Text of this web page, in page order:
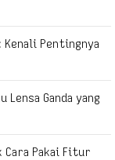
Kenali Pentingnya
Lensa Ganda yang
Cara Pakai Fitur